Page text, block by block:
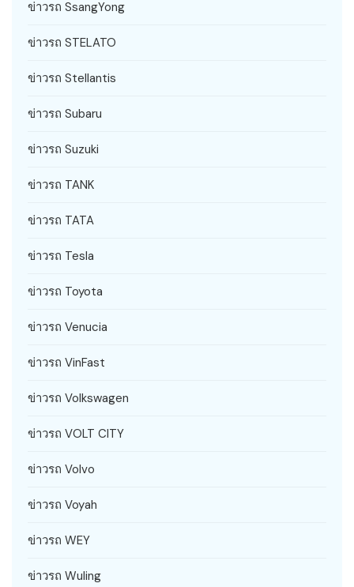
ข่าวรถ SsangYong
ข่าวรถ STELATO
ข่าวรถ Stellantis
ข่าวรถ Subaru
ข่าวรถ Suzuki
ข่าวรถ TANK
ข่าวรถ TATA
ข่าวรถ Tesla
ข่าวรถ Toyota
ข่าวรถ Venucia
ข่าวรถ VinFast
ข่าวรถ Volkswagen
ข่าวรถ VOLT CITY
ข่าวรถ Volvo
ข่าวรถ Voyah
ข่าวรถ WEY
ข่าวรถ Wuling